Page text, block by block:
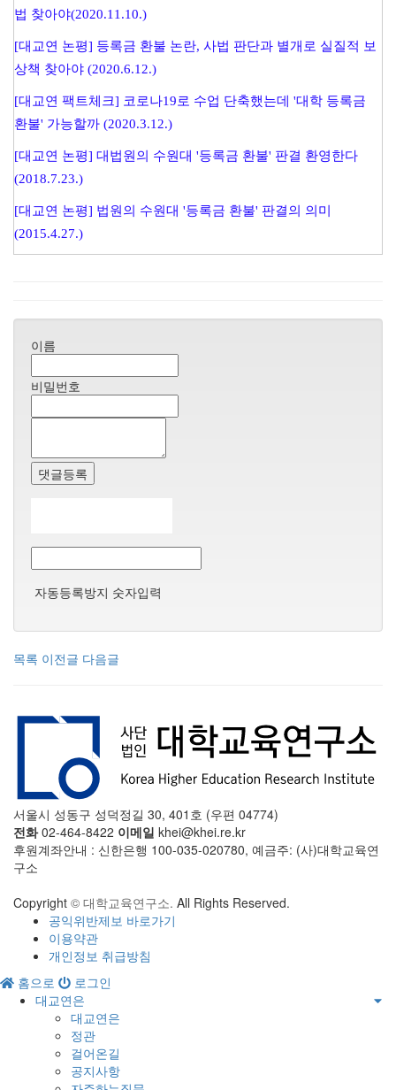
법 찾아야(2020.11.10.)
[대교연 논평] 등록금 환불 논란, 사법 판단과 별개로 실질적 보
상책 찾아야 (2020.6.12.)
[대교연 팩트체크] 코로나19로 수업 단축했는데 '대학 등록금
환불' 가능할까 (2020.3.12.)
[대교연 논평] 대법원의 수원대 '등록금 환불' 판결 환영한다
(2018.7.23.)
[대교연 논평] 법원의 수원대 '등록금 환불' 판결의 의미
(2015.4.27.)
이름
비밀번호
댓글등록
자동등록방지 숫자입력
목록 이전글 다음글
서울시 성동구 성덕정길 30, 401호 (우편 04774)
전화02-464-8422 이메일 khei@khei.re.kr
후원계좌안내 : 신한은행 100-035-020780, 예금주: (사)대학교육연
구소
Copyright © 대학교육연구소. All Rights Reserved.
공익위반제보 바로가기
이용약관
개인정보 취급방침
홈으로
로그인
대교연은
대교연은
정관
걸어온길
공지사항